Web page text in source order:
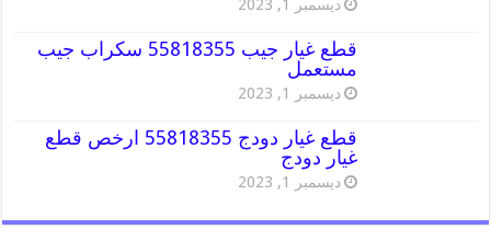
ديسمبر 1, 2023
قطع غيار جيب 55818355 سكراب جيب
مستعمل
ديسمبر 1, 2023
قطع غيار دودج 55818355 ارخص قطع
غيار دودج
ديسمبر 1, 2023